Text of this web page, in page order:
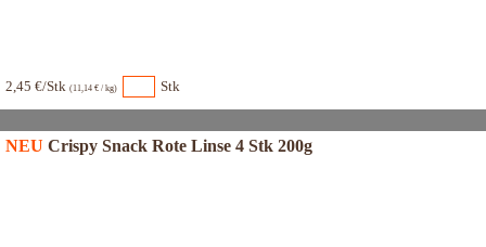
2,45 €/Stk (11,14 € / kg) Stk
NEU Crispy Snack Rote Linse 4 Stk 200g